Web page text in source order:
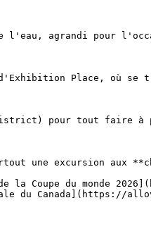
l'eau, agrandi pour
Place, où
pour tout faire
une excursion aux
la Coupe du monde
du Canada](https://